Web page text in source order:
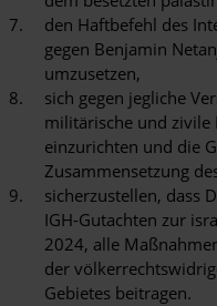
den Haftbefehl des
gegen Benjamin
umzusetzen,
sich gegen jegliche
militärische und zivile
einzurichten und die
Zusammensetzung
sicherzustellen, dass
IGH-Gutachten zur
2024, alle
der
Gebietes beitragen.